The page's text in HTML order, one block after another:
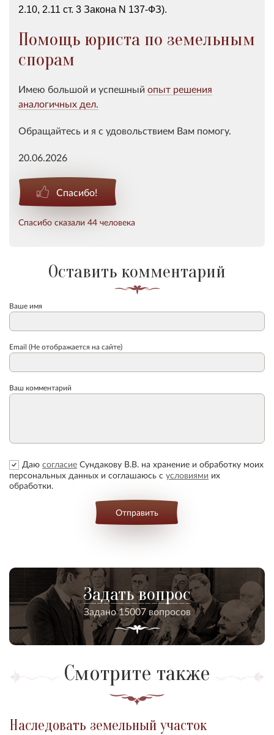
2.10, 2.11 ст. 3 Закона N 137-ФЗ).
Помощь юриста по земельным
спорам
Имею большой и успешный опыт решения
аналогичных дел.
Обращайтесь и я с удовольствием Вам помогу.
20.06.2026
Спасибо!
Спасибо сказали 44 человека
Оставить комментарий
Ваше имя
Email (Не отображается на сайте)
Ваш комментарий
Даю согласие Сундакову В.В. на хранение и обработку моих
персональных данных и соглашаюсь с условиями их
обработки.
Отправить
Задать вопрос
Задано 15007 вопросов
Смотрите также
Наследовать земельный участок